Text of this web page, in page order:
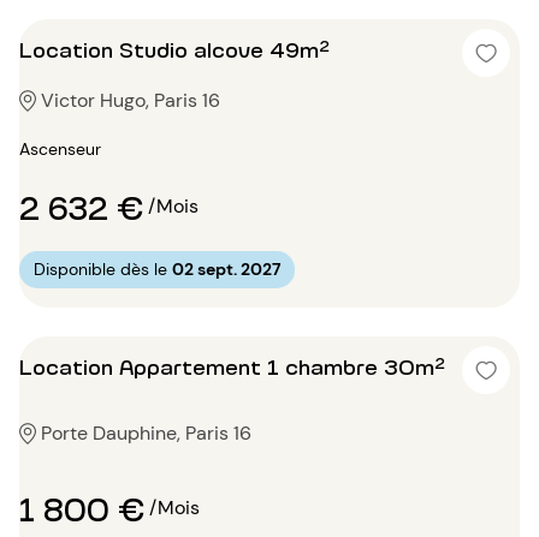
Location Studio alcove 49m²
Victor Hugo, Paris 16
Ascenseur
2 632 €/Mois
Disponible dès le 02 sept. 2027
Location Appartement 1 chambre 30m²
Porte Dauphine, Paris 16
1 800 €/Mois